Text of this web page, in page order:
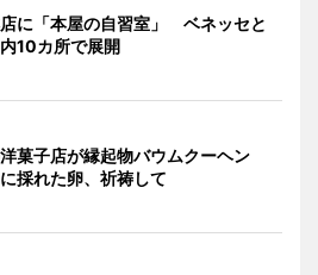
に「本屋の自習室」 ベネッセと
10カ所で展開
菓子店が縁起物バウムクーヘン
採れた卵、祈祷して